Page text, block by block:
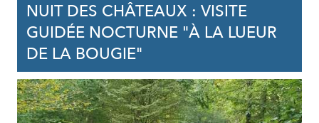
NUIT DES CHÂTEAUX : VISITE
GUIDÉE NOCTURNE "À LA LUEUR
DE LA BOUGIE"